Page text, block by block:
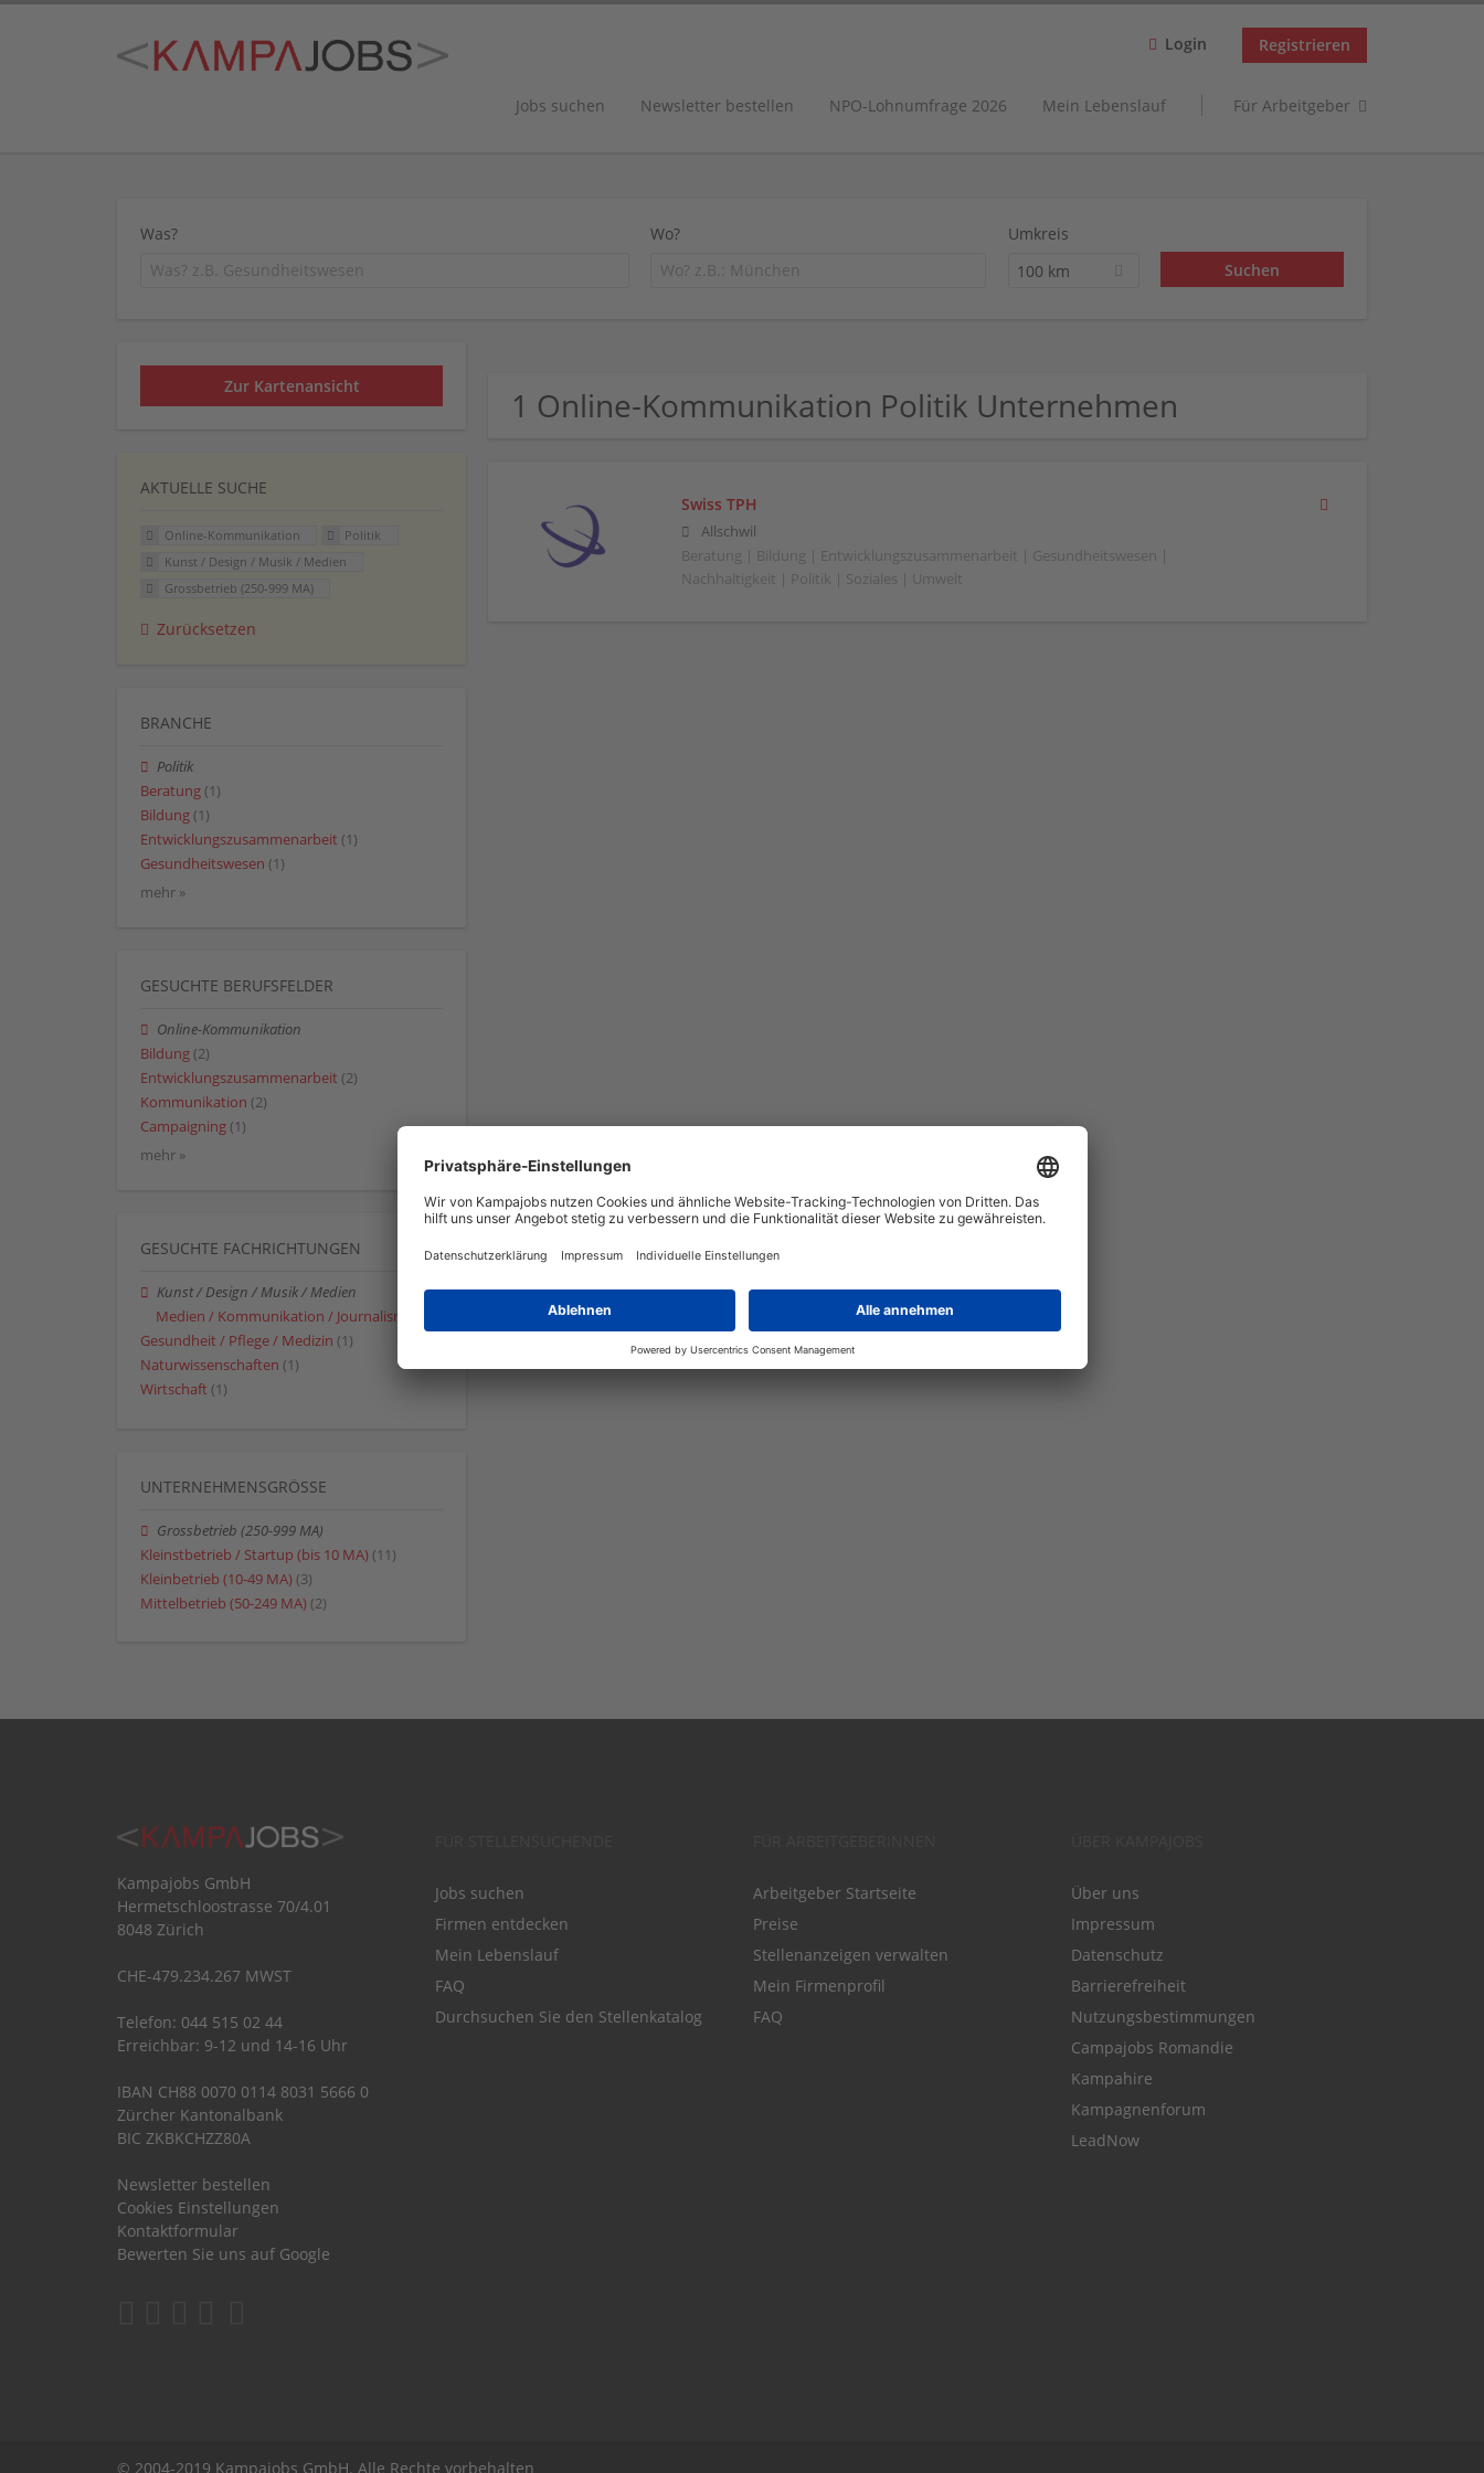
Login Registrieren
Jobs suchen Newsletter bestellen NPO-Lohnumfrage 2026 Mein Lebenslauf Für Arbeitgeber
Was? Wo?
Umkreis
100 km
1 Online-Kommunikation Politik Unternehmen
Swiss TPH
Allschwil
Beratung | Bildung | Entwicklungszusammenarbeit | Gesundheitswesen |
Nachhaltigkeit | Politik | Soziales | Umwelt
Zur Kartenansicht
AKTUELLE SUCHE
Online-Kommunikation
Politik
Kunst / Design / Musik / Medien
Grossbetrieb (250-999 MA)
Zurücksetzen
BRANCHE
Politik
Beratung (1)
Bildung (1)
Entwicklungszusammenarbeit (1)
Gesundheitswesen (1)
mehr »
GESUCHTE BERUFSFELDER
Online-Kommunikation
Bildung (2)
Entwicklungszusammenarbeit (2)
Kommunikation (2)
Campaigning (1)
mehr »
GESUCHTE FACHRICHTUNGEN
Kunst / Design / Musik / Medien
Medien / Kommunikation / Journalismus
Gesundheit / Pflege / Medizin (1)
Naturwissenschaften (1)
Wirtschaft (1)
UNTERNEHMENSGRÖSSE
Grossbetrieb (250-999 MA)
Kleinstbetrieb / Startup (bis 10 MA) (11)
Kleinbetrieb (10-49 MA) (3)
Mittelbetrieb (50-249 MA) (2)
Kampajobs GmbH
Hermetschloostrasse 70/4.01
8048 Zürich
CHE-479.234.267 MWST
Telefon: 044 515 02 44
Erreichbar: 9-12 und 14-16 Uhr
IBAN CH88 0070 0114 8031 5666 0
Zürcher Kantonalbank
BIC ZKBKCHZZ80A
Newsletter bestellen
Cookies Einstellungen
Kontaktformular
Bewerten Sie uns auf Google
Jobs suchen
Firmen entdecken
Mein Lebenslauf
FAQ
Durchsuchen Sie den Stellenkatalog
Arbeitgeber Startseite
Preise
Stellenanzeigen verwalten
Mein Firmenprofil
FAQ
Über uns
Impressum
Datenschutz
Barrierefreiheit
Nutzungsbestimmungen
Campajobs Romandie
Kampahire
Kampagnenforum
LeadNow
© 2004-2019 Kampajobs GmbH. Alle Rechte vorbehalten